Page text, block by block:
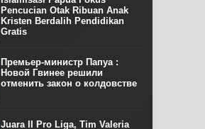
Pencucian Otak Ribuan Anak
Kristen Berdalih Pendidikan
Gratis
Премьер-министр Папуа :
Новой Гвинее решили
отменить закон о колдовстве
Juara II Pro Liga, Tim Valeria